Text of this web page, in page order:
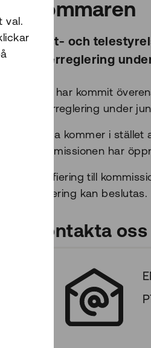
sommaren
Post- och
fiberreglering
PTS har kommit
fiberreglering under
Detta kommer i
kommissionen har
Notifiering till
reglering kan beslutas.
Kontakta oss
val.